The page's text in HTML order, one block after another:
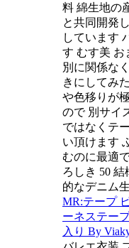
料 綿生地の
と共同開発
しています
す むす美 お
別に関係な
きにしてみ
や色移りが
ので 別サイ
ではなくテ
い頂けます
むのに最適
ろしき 50
的なデニム
MR:テープ
ーネステー
入り By